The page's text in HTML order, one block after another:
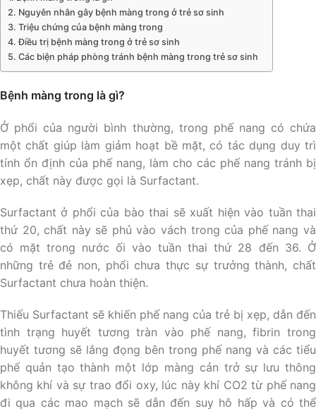
Nguyên nhân gây bệnh màng trong ở trẻ sơ sinh
Triệu chứng của bệnh màng trong
Điều trị bệnh màng trong ở trẻ sơ sinh
Các biện pháp phòng tránh bệnh màng trong trẻ sơ sinh
Bệnh màng trong là gì?
Ở phổi của người bình thường, trong phế nang có chứa
một chất giúp làm giảm hoạt bề mặt, có tác dụng duy trì
tính ổn định của phế nang, làm cho các phế nang tránh bị
xẹp, chất này được gọi là Surfactant.
Surfactant ở phổi của bào thai sẽ xuất hiện vào tuần thai
thứ 20, chất này sẽ phủ vào vách trong của phế nang và
có mặt trong nước ối vào tuần thai thứ 28 đến 36. Ở
những trẻ đẻ non, phổi chưa thực sự trưởng thành, chất
Surfactant chưa hoàn thiện.
Thiếu Surfactant sẽ khiến phế nang của trẻ bị xẹp, dẫn đến
tình trạng huyết tương tràn vào phế nang, fibrin trong
huyết tương sẽ lắng đọng bên trong phế nang và các tiểu
phế quản tạo thành một lớp màng cản trở sự lưu thông
không khí và sự trao đổi oxy, lúc này khí CO2 từ phế nang
đi qua các mao mạch sẽ dẫn đến suy hô hấp và có thể